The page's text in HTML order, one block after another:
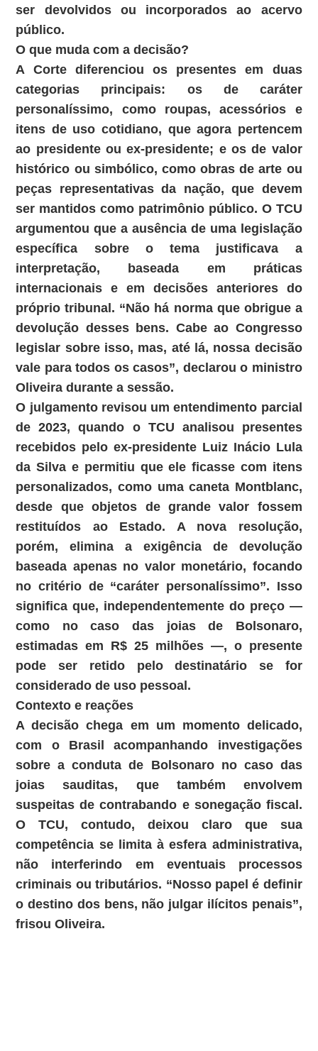
ser devolvidos ou incorporados ao acervo
público.
O que muda com a decisão?
A Corte diferenciou os presentes em duas
categorias principais: os de caráter
personalíssimo, como roupas, acessórios e
itens de uso cotidiano, que agora pertencem
ao presidente ou ex-presidente; e os de valor
histórico ou simbólico, como obras de arte ou
peças representativas da nação, que devem
ser mantidos como patrimônio público. O TCU
argumentou que a ausência de uma legislação
específica sobre o tema justificava a
interpretação, baseada em práticas
internacionais e em decisões anteriores do
próprio tribunal. “Não há norma que obrigue a
devolução desses bens. Cabe ao Congresso
legislar sobre isso, mas, até lá, nossa decisão
vale para todos os casos”, declarou o ministro
Oliveira durante a sessão.
O julgamento revisou um entendimento parcial
de 2023, quando o TCU analisou presentes
recebidos pelo ex-presidente Luiz Inácio Lula
da Silva e permitiu que ele ficasse com itens
personalizados, como uma caneta Montblanc,
desde que objetos de grande valor fossem
restituídos ao Estado. A nova resolução,
porém, elimina a exigência de devolução
baseada apenas no valor monetário, focando
no critério de “caráter personalíssimo”. Isso
significa que, independentemente do preço —
como no caso das joias de Bolsonaro,
estimadas em R$ 25 milhões —, o presente
pode ser retido pelo destinatário se for
considerado de uso pessoal.
Contexto e reações
A decisão chega em um momento delicado,
com o Brasil acompanhando investigações
sobre a conduta de Bolsonaro no caso das
joias sauditas, que também envolvem
suspeitas de contrabando e sonegação fiscal.
O TCU, contudo, deixou claro que sua
competência se limita à esfera administrativa,
não interferindo em eventuais processos
criminais ou tributários. “Nosso papel é definir
o destino dos bens, não julgar ilícitos penais”,
frisou Oliveira.